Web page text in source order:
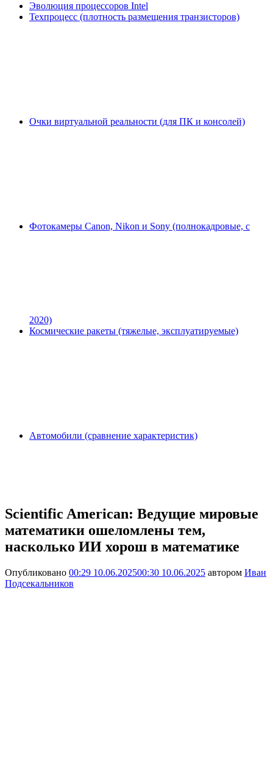
Эволюция процессоров Intel
Техпроцесс (плотность размещения транзисторов)
Очки виртуальной реальности (для ПК и консолей)
Фотокамеры Canon, Nikon и Sony (полнокадровые, с
2020)
Космические ракеты (тяжелые, эксплуатируемые)
Автомобили (сравнение характеристик)
Scientific American: Ведущие мировые
математики ошеломлены тем,
насколько ИИ хорош в математике
Опубликовано 00:29 10.06.202500:30 10.06.2025 автором Иван
Подсекальников